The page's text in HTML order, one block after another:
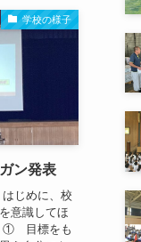
学校の様子
ン発表
じめに、校
意識してほ
① 目標をも